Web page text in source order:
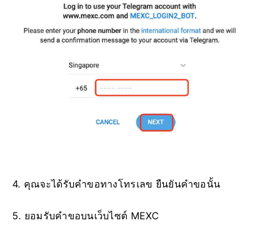
4. คุณจะได้รับคำขอทางโทรเลข ยืนยันคำขอนั้น
5. ยอมรับคำขอบนเว็บไซต์ MEXC